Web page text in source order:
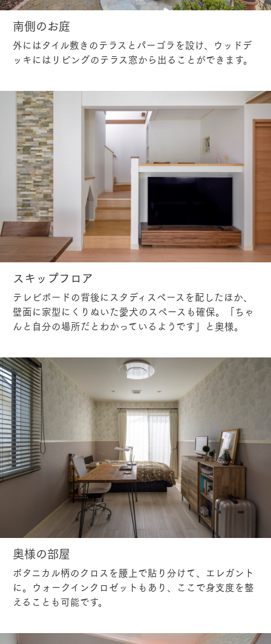
南側のお庭
外にはタイル敷きのテラスとパーゴラを設け、ウッドデ
ッキにはリビングのテラス窓から出ることができます。
スキップフロア
テレビボードの背後にスタディスペースを配したほか、
壁面に家型にくりぬいた愛犬のスペースも確保。「ちゃ
んと自分の場所だとわかっているようです」と奥様。
奥様の部屋
ボタニカル柄のクロスを腰上で貼り分けて、エレガント
に。ウォークインクロゼットもあり、ここで身支度を整
えることも可能です。